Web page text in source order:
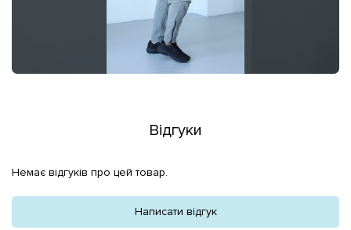
Відгуки
Немає відгуків про цей товар.
Написати відгук